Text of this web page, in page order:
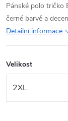
Pánské polo tričko
černé barvě a
Detailní informace
Velikost